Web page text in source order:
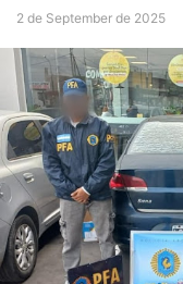
2 de September de 2025